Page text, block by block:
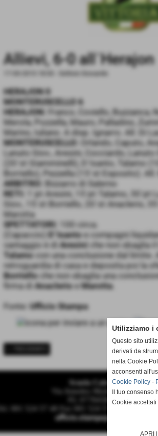
Allievi, 6-0 all´Herajon
HERAJON 0
MONTERUSCELLO 6
HERAJON:
Franco, Coviello, Buzzanca,
Merola, Pozzella, Mauro, Palladino,
Marino, Iuliano. A disp. Ignarro. All. Di
MONTERUSCELLO:
Orlando, Caputo,
Lanuto Giov., Aresini, Cocciardo, Lanuto
(20´st Giamminelli), D´Isanto, Talamo
Borriello), Pezzella (15´st Esposito).
ARBITRO:
Bizzarro di Salerno
RETI:
1´pt Aresini, 15´pt Talamo, 30´pt
Giov., 15´st Borriello, 20´st Anaclerio,
Marotta
SPETTATORI:
100 circa.
(Capaccio)
D´Isantoe compagni
vantaggio è di Aresini che non sbaglia
Talamo con una conclusione dal limite.
retroguardia di casa e deposita poi la
Borrielloche non sbaglia una
firma di Anaclerioe Marotta.
Fonte: Ufficio Stampa
Scuola Calcio & Settore
Via Amedeo Modigliani 18 -
P.I. 07784580636 C.F
Tel. 081 524 57 48 Fax 081 524 57 48 mail
Utilizziamo i
Questo sito
derivati da
nella Cookie
acconsenti
Cookie Policy -
Il tuo
Cookie
APRI